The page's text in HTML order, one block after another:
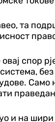
та
овај спор
Само
праведан
и на шири